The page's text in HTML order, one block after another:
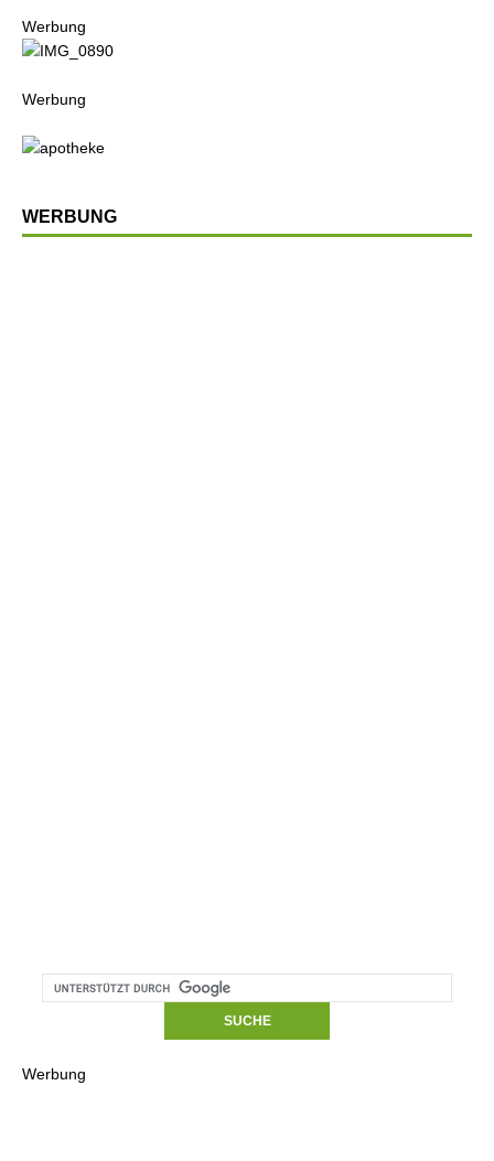
Werbung
Werbung
WERBUNG
Werbung